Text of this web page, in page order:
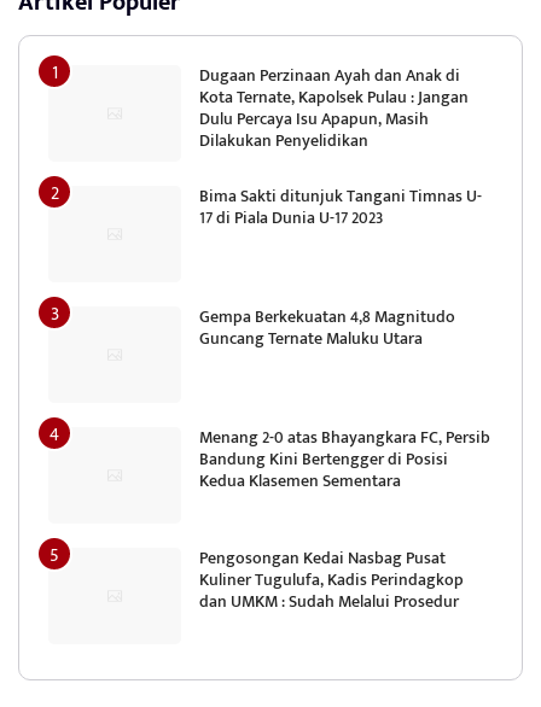
Dugaan Perzinaan Ayah dan Anak di
Kota Ternate, Kapolsek Pulau : Jangan
Dulu Percaya Isu Apapun, Masih
Dilakukan Penyelidikan
Bima Sakti ditunjuk Tangani Timnas U-
17 di Piala Dunia U-17 2023
Gempa Berkekuatan 4,8 Magnitudo
Guncang Ternate Maluku Utara
Menang 2-0 atas Bhayangkara FC, Persib
Bandung Kini Bertengger di Posisi
Kedua Klasemen Sementara
Pengosongan Kedai Nasbag Pusat
Kuliner Tugulufa, Kadis Perindagkop
dan UMKM : Sudah Melalui Prosedur